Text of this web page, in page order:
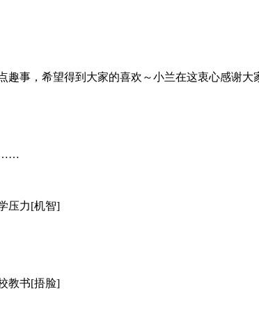
事，希望得到大家的喜欢～小兰在这衷心感谢大
……
压力[机智]
教书[捂脸]